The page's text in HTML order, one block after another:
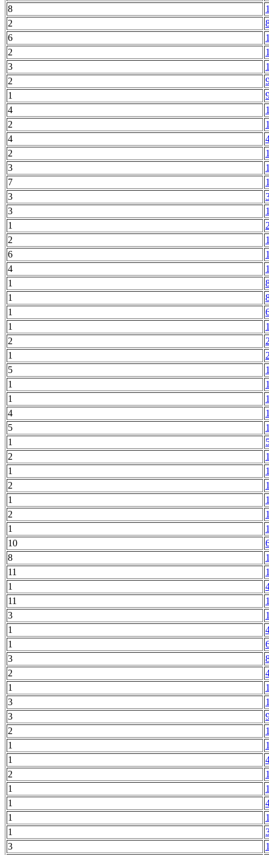
8
2
6
2
3
2
1
4
2
4
2
3
7
3
3
1
2
6
4
1
1
1
1
2
1
5
1
1
4
5
1
2
1
2
1
2
1
10
8
11
1
11
3
1
1
3
2
1
3
3
2
1
1
2
1
1
1
1
3